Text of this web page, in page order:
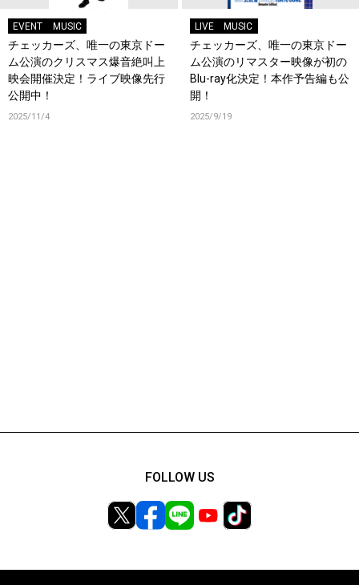
EVENT MUSIC
チェッカーズ、唯一の東京ドー
ム公演のクリスマス爆音絶叫上
映会開催決定！ライブ映像先行
公開中！
2025/11/4
LIVE MUSIC
チェッカーズ、唯一の東京ドー
ム公演のリマスター映像が初の
Blu-ray化決定！本作予告編も公
開！
2025/9/19
FOLLOW US